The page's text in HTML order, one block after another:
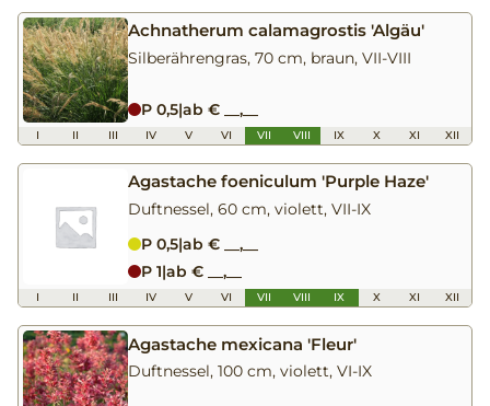
Achnatherum calamagrostis 'Algäu'
Silberährengras, 70 cm, braun, VII-VIII
P 0,5|ab € __,__
I II III IV V VI VII VIII IX X XI XII
Agastache foeniculum 'Purple Haze'
Duftnessel, 60 cm, violett, VII-IX
P 0,5|ab € __,__
P 1|ab € __,__
I II III IV V VI VII VIII IX X XI XII
Agastache mexicana 'Fleur'
Duftnessel, 100 cm, violett, VI-IX